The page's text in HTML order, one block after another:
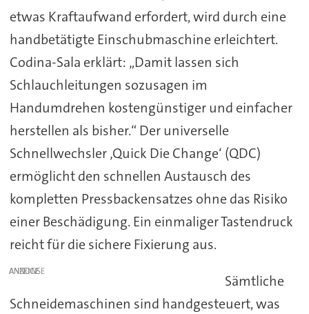
etwas Kraftaufwand erfordert, wird durch eine
handbetätigte Einschubmaschine erleichtert.
Codina-Sala erklärt: „Damit lassen sich
Schlauchleitungen sozusagen im
Handumdrehen kostengünstiger und einfacher
herstellen als bisher.“ Der universelle
Schnellwechsler ‚Quick Die Change‘ (QDC)
ermöglicht den schnellen Austausch des
kompletten Pressbackensatzes ohne das Risiko
einer Beschädigung. Ein einmaliger Tastendruck
reicht für die sichere Fixierung aus.
ANZEIGE
Sämtliche
Schneidemaschinen sind handgesteuert, was